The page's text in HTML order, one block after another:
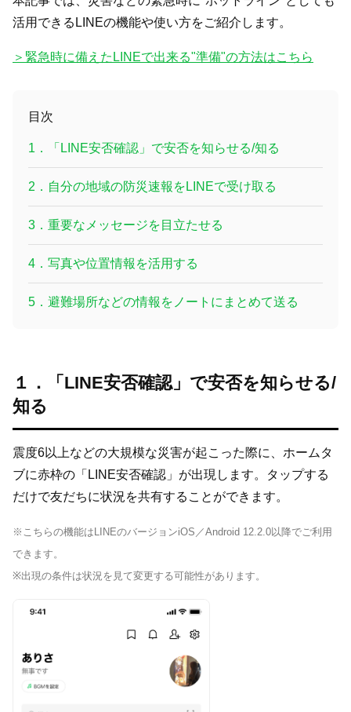
活用できるLINEの機能や使い方をご紹介します。
＞緊急時に備えたLINEで出来る"準備"の方法はこちら
目次
1． 「LINE安否確認」で安否を知らせる/知る
2． 自分の地域の防災速報をLINEで受け取る
3． 重要なメッセージを目立たせる
4． 写真や位置情報を活用する
5． 避難場所などの情報をノートにまとめて送る
１．「LINE安否確認」で安否を知らせる/
知る
震度6以上などの大規模な災害が起こった際に、ホームタ
ブに赤枠の「LINE安否確認」が出現します。タップする
だけで友だちに状況を共有することができます。
※こちらの機能はLINEのバージョンiOS／Android 12.2.0以降でご利用
できます。
※出現の条件は状況を見て変更する可能性があります。